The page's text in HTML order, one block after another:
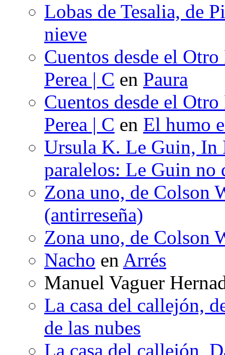
Lobas de Tesalia, de
nieve
Cuentos desde el
Perea | C en Paura
Cuentos desde el
Perea | C en El humo
Ursula K. Le Guin, In
paralelos: Le Guin no
Zona uno, de Colson
(antirreseña)
Zona uno, de Colson
Nacho en Arrés
Manuel Vaguer
La casa del callejón,
de las nubes
La casa del callejón,